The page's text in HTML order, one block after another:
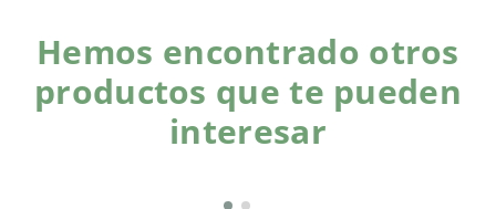
Hemos encontrado otros
productos que te pueden
interesar